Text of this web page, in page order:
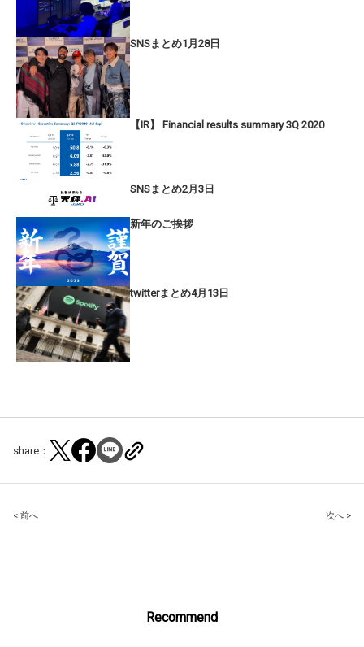
SNSまとめ1月28日
【IR】 Financial results summary 3Q 2020
SNSまとめ2月3日
新年のご挨拶
twitterまとめ4月13日
share：
Post
< 前へ 次へ >
Recommend